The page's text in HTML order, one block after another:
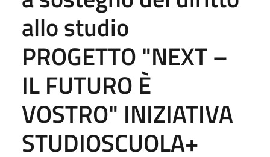
allo studio
PROGETTO "NEXT –
IL FUTURO È
VOSTRO" INIZIATIVA
STUDIOSCUOLA+